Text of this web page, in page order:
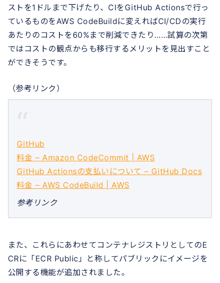
ストを1ドルまで下げたり、CIをGitHub Actionsで行っ
ているものをAWS CodeBuildに変えればCI/CDの実行
あたりのコストを60%まで削減できたり……試算の次第
ではコストの観点からも移行するメリットを見出すこと
ができそうです。
（参考リンク）
GitHub
料金 – Amazon CodeCommit | AWS
GitHub Actionsの支払いについて – GitHub Docs
料金 – AWS CodeBuild | AWS
参考リンク
また、これらにあわせてコンテナレジストリとしてのE
CRに「ECR Public」と称してパブリックにイメージを
公開する機能が追加されました。